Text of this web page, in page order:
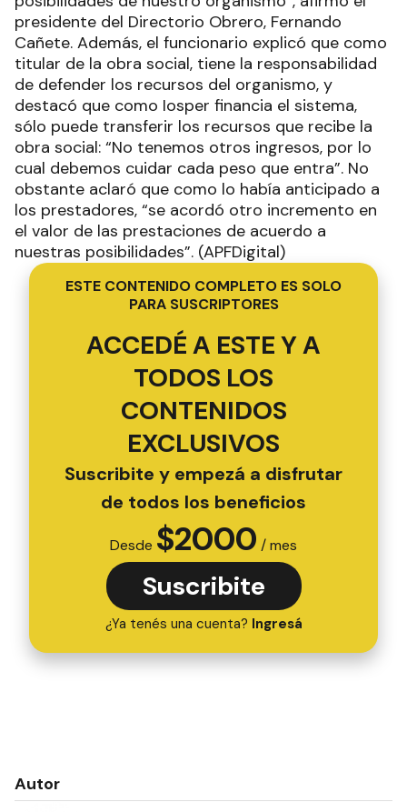
presidente del Directorio Obrero, Fernando
Cañete. Además, el funcionario explicó que como
titular de la obra social, tiene la responsabilidad
de defender los recursos del organismo, y
destacó que como Iosper financia el sistema,
sólo puede transferir los recursos que recibe la
obra social: “No tenemos otros ingresos, por lo
cual debemos cuidar cada peso que entra”. No
obstante aclaró que como lo había anticipado a
los prestadores, “se acordó otro incremento en
el valor de las prestaciones de acuerdo a
nuestras posibilidades”. (APFDigital)
ESTE CONTENIDO COMPLETO ES SOLO
PARA SUSCRIPTORES
ACCEDÉ A ESTE Y A
TODOS LOS
CONTENIDOS
EXCLUSIVOS
Suscribite y empezá a disfrutar
de todos los beneficios
Desde $2000 / mes
Suscribite
¿Ya tenés una cuenta? Ingresá
Autor